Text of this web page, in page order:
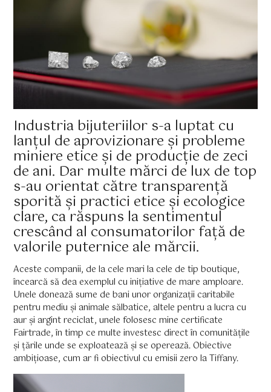
Industria bijuteriilor s-a luptat cu
lanțul de aprovizionare și probleme
miniere etice și de producție de zeci
de ani. Dar multe mărci de lux de top
s-au orientat către transparență
sporită și practici etice și ecologice
clare, ca răspuns la sentimentul
crescând al consumatorilor față de
valorile puternice ale mărcii.
Aceste companii, de la cele mari la cele de tip boutique,
încearcă să dea exemplul cu inițiative de mare amploare.
Unele donează sume de bani unor organizații caritabile
pentru mediu și animale sălbatice, altele pentru a lucra cu
aur și argint reciclat, unele folosesc mine certificate
Fairtrade, în timp ce multe investesc direct în comunitățile
și țările unde se exploatează și se operează. Obiective
ambițioase, cum ar fi obiectivul cu emisii zero la Tiffany.